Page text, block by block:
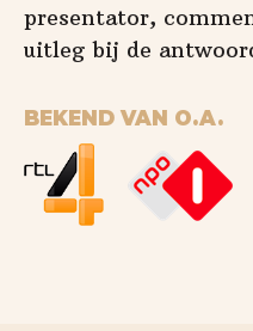
presentator,
uitleg bij de
BEKEND VAN O.A.